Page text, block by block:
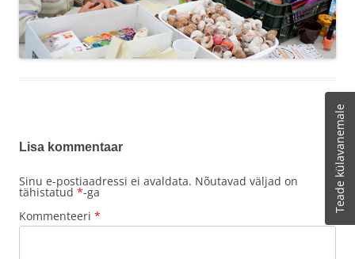
Lisa kommentaar
Sinu e-postiaadressi ei avaldata. Nõutavad väljad on
tähistatud *-ga
Kommenteeri *
Teade külavanemale